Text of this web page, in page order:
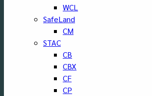
WCL
SafeLand
CM
STAC
CB
CBX
CF
CP